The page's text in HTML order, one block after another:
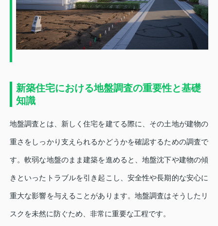
新築住宅における地盤調査の重要性と基礎
知識
地盤調査とは、新しく住宅を建てる際に、その土地が建物の
重さをしっかり支えられるかどうかを確認するための調査で
す。軟弱な地盤のまま建築を進めると、地盤沈下や建物の傾
きといったトラブルを引き起こし、安全性や長期的な安心に
重大な影響を与えることがあります。地盤調査はそうしたリ
スクを未然に防ぐため、非常に重要な工程です。